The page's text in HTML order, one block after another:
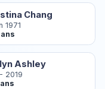
Chang
1971
Ashley
2019